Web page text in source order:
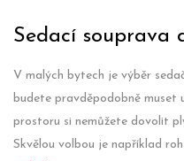
Sedací souprava
V malých bytech je výběr
budete pravděpodobně muset
prostoru si nemůžete dovolit
Skvělou volbou je například